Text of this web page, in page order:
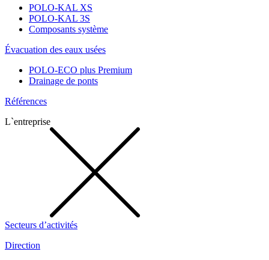
POLO-KAL XS
POLO-KAL 3S
Composants système
Évacuation des eaux usées
POLO-ECO plus Premium
Drainage de ponts
Références
L`entreprise
Secteurs d’activités
Direction